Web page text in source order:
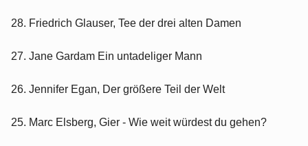
28. Friedrich Glauser, Tee der drei alten Damen
27. Jane Gardam Ein untadeliger Mann
26. Jennifer Egan, Der größere Teil der Welt
25. Marc Elsberg, Gier - Wie weit würdest du gehen?